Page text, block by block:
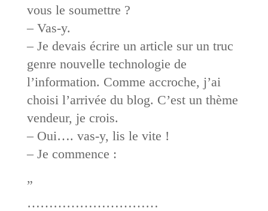
vous le soumettre ?
– Vas-y.
– Je devais écrire un article sur un truc
genre nouvelle technologie de
l’information. Comme accroche, j’ai
choisi l’arrivée du blog. C’est un thème
vendeur, je crois.
– Oui…. vas-y, lis le vite !
– Je commence :
”
…………………………